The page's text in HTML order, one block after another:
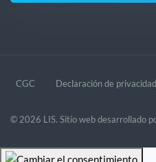
© 2026 LIS. Sitio web desarrollado
CGC Declaración de privacidad